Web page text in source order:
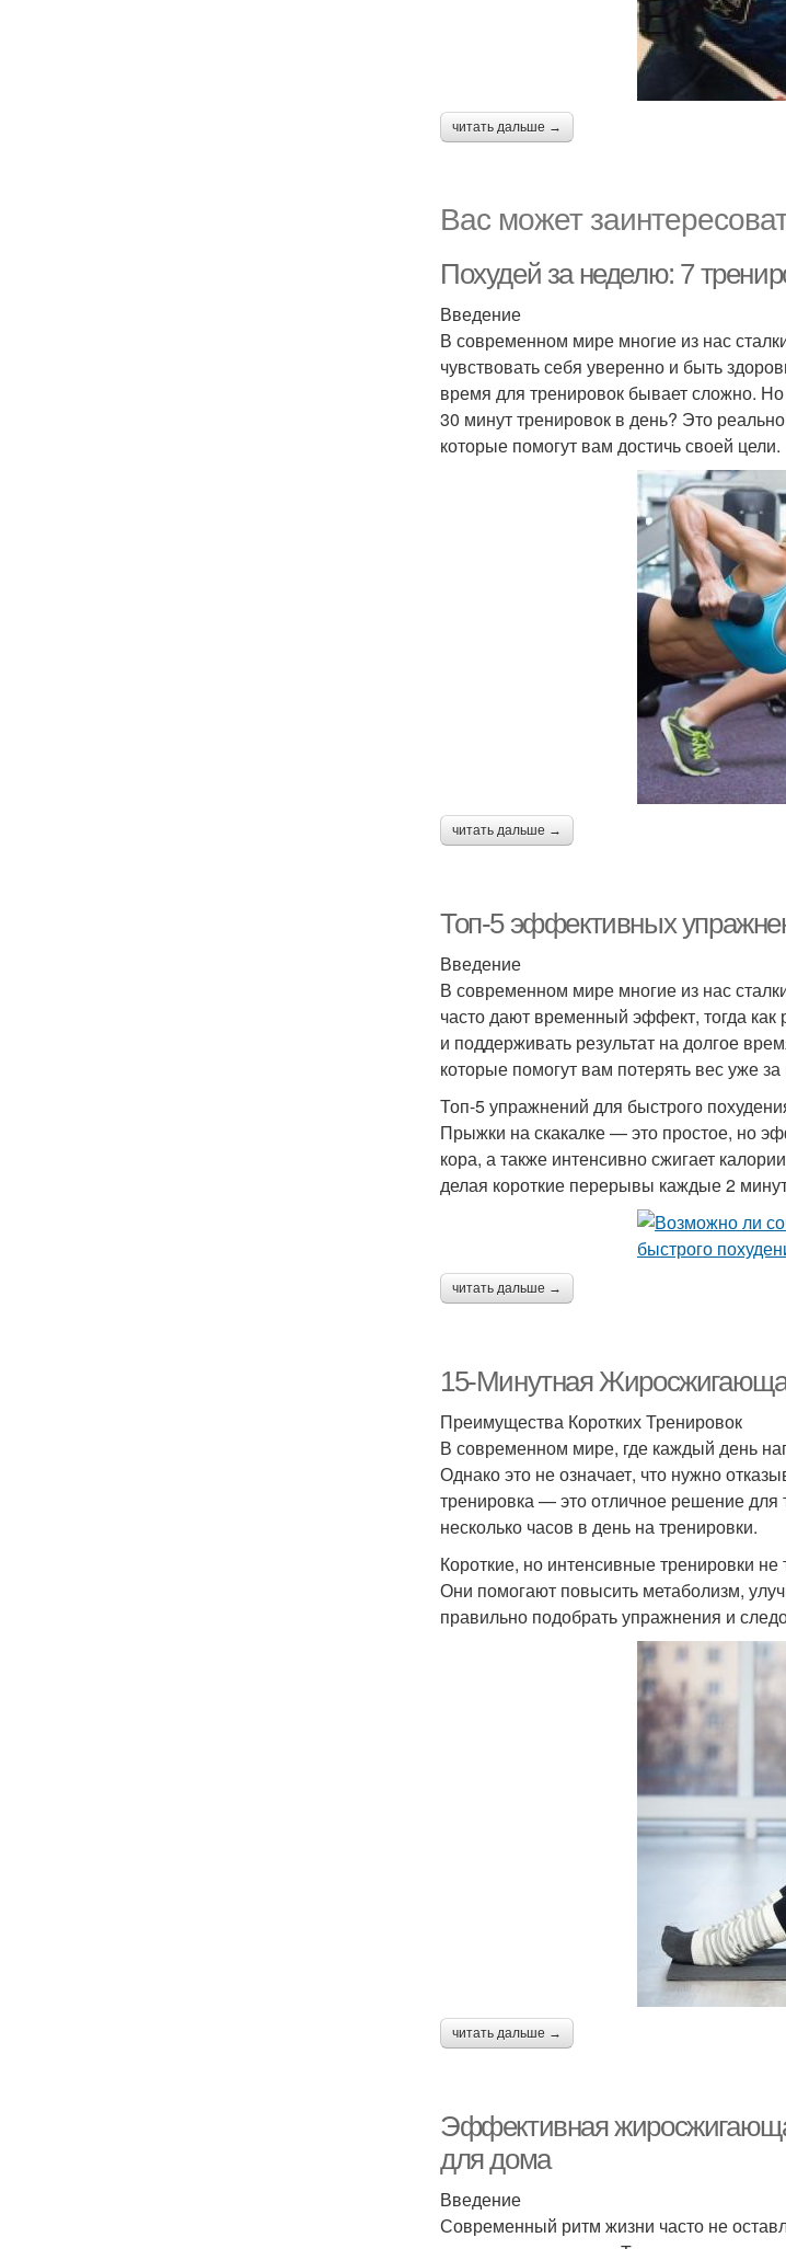
читать дальше →
Вас может
Похудей за неделю: 7
Введение
В современном мире многие из нас
чувствовать себя уверенно и быть
время для тренировок бывает сложно.
30 минут тренировок в день? Это
которые помогут вам достичь своей цели.
читать дальше →
Топ-5 эффективных
Введение
В современном мире многие из нас
часто дают временный эффект, тогда
и поддерживать результат на долгое
которые помогут вам потерять вес уже
Топ-5 упражнений для быстрого
Прыжки на скакалке — это простое, но
кора, а также интенсивно сжигает
делая короткие перерывы каждые 2
читать дальше →
15-Минутная
Преимущества Коротких Тренировок
В современном мире, где каждый день
Однако это не означает, что нужно
тренировка — это отличное решение для
несколько часов в день на тренировки.
Короткие, но интенсивные тренировки
Они помогают повысить метаболизм,
правильно подобрать упражнения и
читать дальше →
Эффективная
для дома
Введение
Современный ритм жизни часто не